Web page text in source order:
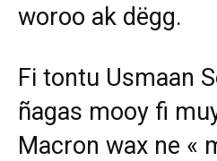
woroo ak dëgg.
Fi tontu Usmaan
ñagas mooy fi
Macron wax ne «